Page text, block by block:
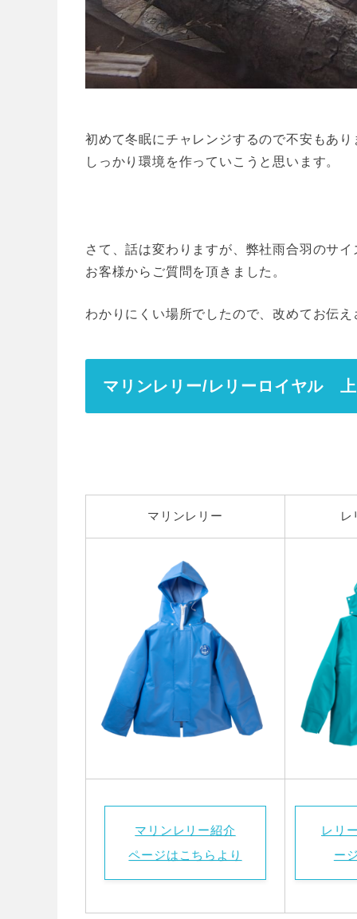
初めて冬眠にチャレンジするので不安もあり
しっかり環境を作っていこうと思います。
さて、話は変わりますが、弊社雨合羽のサ
お客様からご質問を頂きました。
わかりにくい場所でしたので、改めてお伝
マリンレリー/レリーロイヤル
マリンレリー レ
マリンレリー紹介
ページはこちらより
レリ
ー